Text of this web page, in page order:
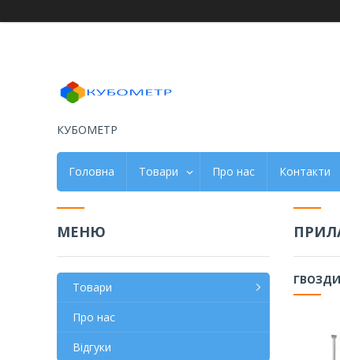
КУБОМЕТР
Головна Товари Про нас Контакти
ГВОЗДИ
Товари
Про нас
Відгуки